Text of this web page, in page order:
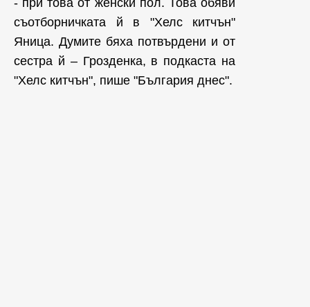
- при това от женски пол. Това обяви
съотборничката й в "Хелс китчън"
Яница. Думите бяха потвърдени и от
сестра й – Грозденка, в подкаста на
"Хелс китчън", пише "България днес".